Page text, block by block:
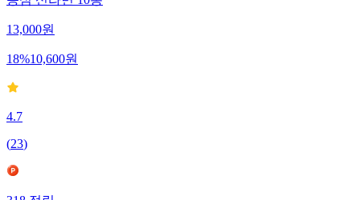
농심 신라면 10봉
13,000원
18%10,600원
4.7
(23)